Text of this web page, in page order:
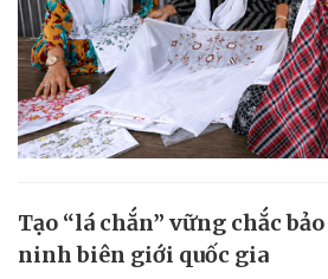
Tạo “lá chắn” vững chắc
ninh biên giới quốc gia